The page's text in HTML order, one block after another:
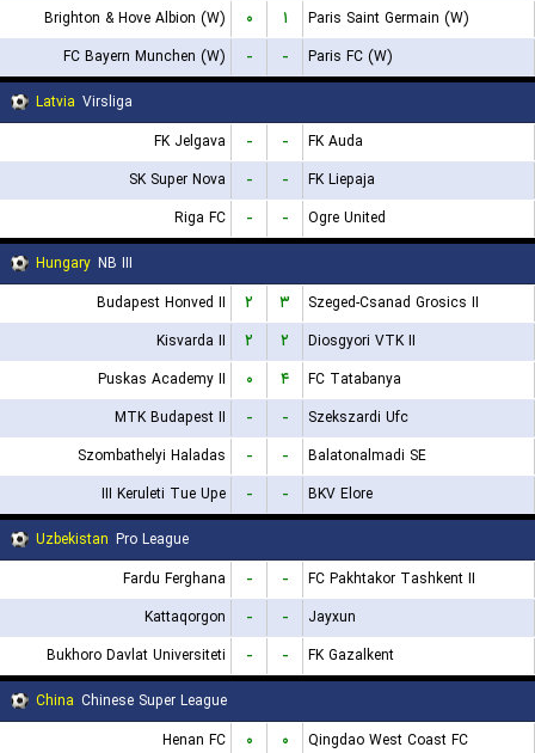
Brighton & Hove Albion (W)
۰ ۱
Paris Saint Germain (W)
FC Bayern Munchen (W)
- -
Paris FC (W)
Latvia Virsliga
FK Jelgava
- -
FK Auda
SK Super Nova
- -
FK Liepaja
Riga FC
- -
Ogre United
Hungary NB III
Budapest Honved II
۲ ۳
Szeged-Csanad Grosics II
Kisvarda II
۲ ۲
Diosgyori VTK II
Puskas Academy II
۰ ۴
FC Tatabanya
MTK Budapest II
- -
Szekszardi Ufc
Szombathelyi Haladas
- -
Balatonalmadi SE
III Keruleti Tue Upe
- -
BKV Elore
Uzbekistan Pro League
Fardu Ferghana
- -
FC Pakhtakor Tashkent II
Kattaqorgon
- -
Jayxun
Bukhoro Davlat Universiteti
- -
FK Gazalkent
China Chinese Super League
Henan FC
۰ ۰
Qingdao West Coast FC